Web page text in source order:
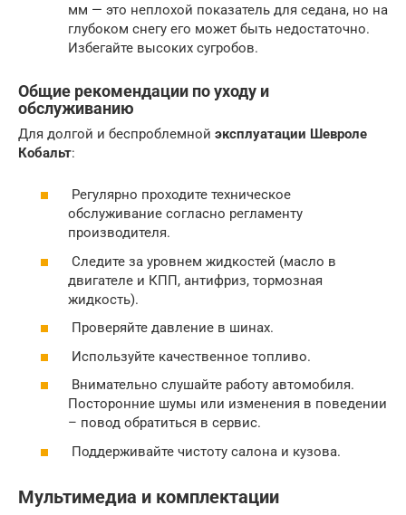
мм — это неплохой показатель для седана, но на
глубоком снегу его может быть недостаточно.
Избегайте высоких сугробов.
Общие рекомендации по уходу и
обслуживанию
Для долгой и беспроблемной эксплуатации Шевроле
Кобальт:
Регулярно проходите техническое
обслуживание согласно регламенту
производителя.
Следите за уровнем жидкостей (масло в
двигателе и КПП, антифриз, тормозная
жидкость).
Проверяйте давление в шинах.
Используйте качественное топливо.
Внимательно слушайте работу автомобиля.
Посторонние шумы или изменения в поведении
– повод обратиться в сервис.
Поддерживайте чистоту салона и кузова.
Мультимедиа и комплектации